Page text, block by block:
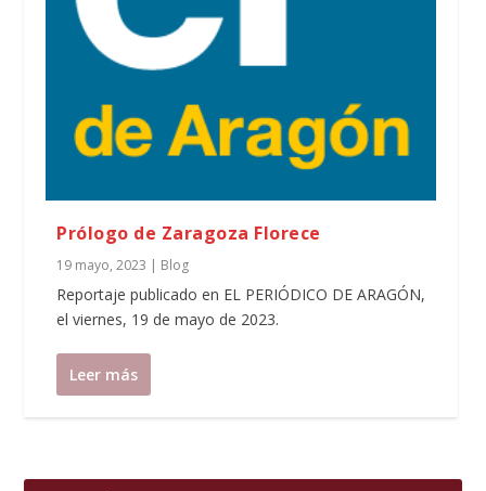
Prólogo de Zaragoza Florece
19 mayo, 2023 | Blog
Reportaje publicado en EL PERIÓDICO DE ARAGÓN,
el viernes, 19 de mayo de 2023.
Leer más